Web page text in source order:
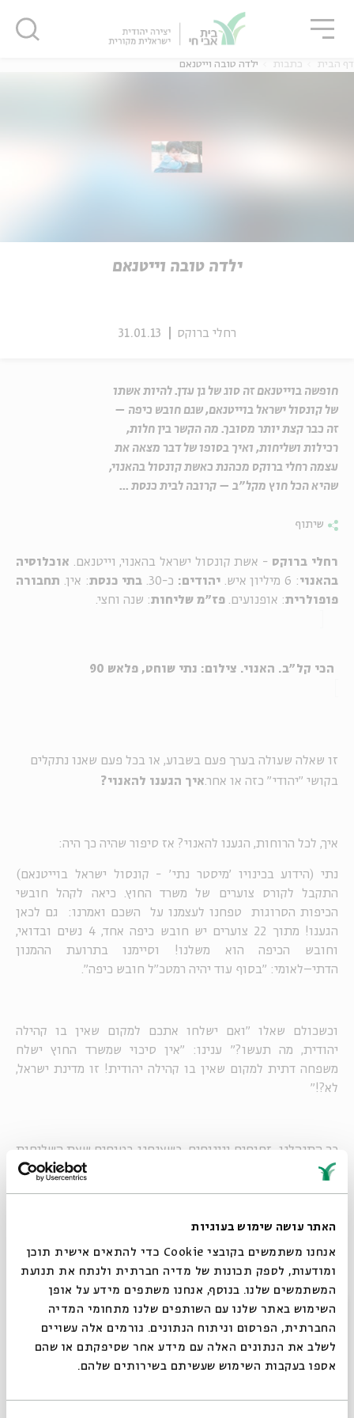
האתר עושה שימוש בעוגיות
אנחנו משתמשים בקובצי Cookie כדי להתאים אישית תוכן
ומודעות, לספק תכונות של מדיה חברתית ולנתח את תנועת
המשתמשים שלנו. בנוסף, אנחנו משתפים מידע על אופן
השימוש באתר שלנו עם השותפים שלנו מתחומי המדיה
החברתית, הפרסום וניתוח הנתונים. גורמים אלה עשויים
לשלב את הנתונים האלה עם מידע אחר שסיפקתם או שהם
אספו בעקבות השימוש שעשיתם בשירותים שלהם.
דף הבית כתבות ילדה טובה וייטנאם
ילדה טובה וייטנאם
רחלי ברוקס 31.01.13
חופשה בוייטנאם זה סוג של גן עדן. להיות אשתו
של קונסול ישראל בוייטנאם, שגם חובש כיפה –
זה כבר קצת יותר מסובך. מה הקשר בין חלות,
רכילות ושליחות, ואיך בסופו של דבר מצאה את
עצמה רחלי ברוקס מכהנת כאשת קונסול בהאנוי,
שהיא הכל חוץ מקל"ב – קרובה לבית כנסת ...
שיתוף
רחלי ברוקס - אשת קונסול ישראל בהאנוי, וייטנאם. אוכלוסיה
בהאנוי : 6 מיליון איש. יהודים: כ-30. בתי כנסת: אין. תחבורה
פופולרית: אופנועים. פז"מ שליחות: שנה וחצי.
הכי קל"ב. האנוי. צילום: נתי שוחט, פלאש 90
זו שאלה שעולה בערך פעם בשבוע, או בכל פעם שאנו נתקלים
בקושי "יהודי" כזה או אחר. איך הגענו להאנוי?
איך, לכל הרוחות, הגענו להאנוי? אז סיפור שהיה כך היה:
נתי (הידוע בכינויו 'מיסטר נתי' - קונסול ישראל בוייטנאם)
התקבל לקורס צוערים של משרד החוץ. כיאה לקהל חובשי
הכיפות הסרוגות טפחנו לעצמנו על השכם ואמרנו: גם לכאן
הגענו! מתוך 22 צוערים יש חובש כיפה אחד, 4 נשים ובדואי,
וחובש הכיפה הוא משלנו! וסיימנו בתרועת ההמנון
הדתי–לאומי: "בסוף עוד יהיה רמטכ"ל חובש כיפה".
וכשכולם שאלו "ואם ישלחו אתכם למקום שאין בו קהילה
יהודית, מה תעשו?" ענינו: "אין סיכוי שמשרד החוץ ישלח
משפחה דתית למקום שאין בו קהילה יהודית! זו מדינת ישראל,
לא?!"
כך התנהלנו זחוחים ונינוחים כשאנחנו בטוחים שאת השליחות
הראשונה נעשה קל"ב – קרוב לבית כנסת ...
בעוד אנחנו ממלאים כל טופס מיון ובקשה למינוי וההעדפות
ב"הכי חשוב שזה יהיה עם קהילה יהודית" ו"רק לא גרמניה",
שכחנו שאנו נמצאים במקום שבו "צרכי המערכת" קודמים לכל,
ובערב פסח לפני כשנה הקונסול המיועד קיבל טלפון ונאמר לו:
"מזל טוב, אתה טס לוייטנאם".
בלי אף מסעדה כשרה. משפחת ברוקס
מה עם אוכל כשר? בית כנסת? מה עם בגדי השבת
סגור
סגור